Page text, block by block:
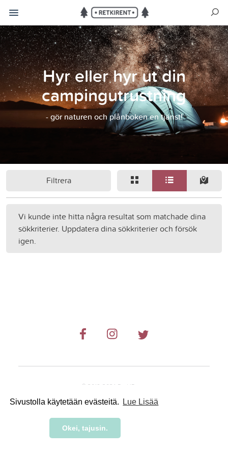
Sivustolla käytetään evästeitä. Lue Lisää
Okei, tajusin.
Hyr eller hyr ut din
campingutrustning
- gör naturen och plånboken en tjänst!
Filtrera
Vi kunde inte hitta några resultat som matchade dina
sökkriterier. Uppdatera dina sökkriterier och försök
igen.
© 2019-2024 RetkiRent .